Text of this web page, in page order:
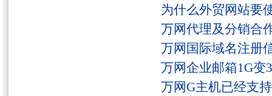
为什么外贸网站要
万网代理及分销合
万网国际域名注册
万网企业邮箱1G变
万网G主机已经支